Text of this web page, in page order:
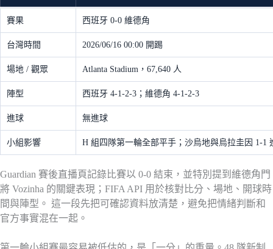
賽果 西班牙 0-0 維德角
台灣時間 2026/06/16 00:00 開踢
場地 / 觀眾 Atlanta Stadium，67,640 人
陣型 西班牙 4-1-2-3；維德角 4-1-2-3
進球 無進球
小組影響 H 組四隊第一輪全部平手；沙烏地與烏拉圭因 1-1
Guardian 賽後直播頁記錄比賽以 0-0 結束，並特別提到維德角門
將 Vozinha 的關鍵表現；FIFA API 用於核對比分、場地、開球時
間與陣型。 這一段先把可確認資料放清楚，避免把情緒判斷和
官方事實混在一起。